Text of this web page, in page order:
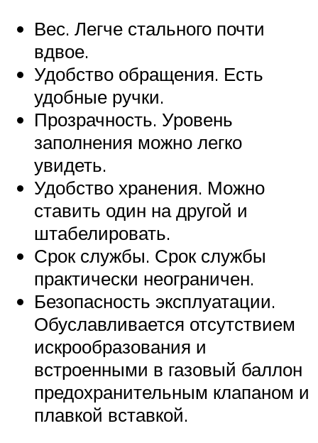
Вес. Легче стального почти
вдвое.
Удобство обращения. Есть
удобные ручки.
Прозрачность. Уровень
заполнения можно легко
увидеть.
Удобство хранения. Можно
ставить один на другой и
штабелировать.
Срок службы. Срок службы
практически неограничен.
Безопасность эксплуатации.
Обуславливается отсутствием
искрообразования и
встроенными в газовый баллон
предохранительным клапаном и
плавкой вставкой.